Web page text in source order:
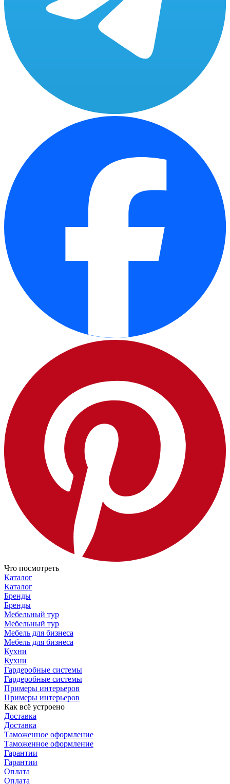
Что посмотреть
Каталог
Каталог
Бренды
Бренды
Мебельный тур
Мебельный тур
Мебель для бизнеса
Мебель для бизнеса
Кухни
Кухни
Гардеробные системы
Гардеробные системы
Примеры интерьеров
Примеры интерьеров
Как всё устроено
Доставка
Доставка
Таможенное оформление
Таможенное оформление
Гарантии
Гарантии
Оплата
Оплата